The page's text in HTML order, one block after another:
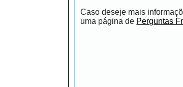
Caso deseje mais
uma página de Perguntas